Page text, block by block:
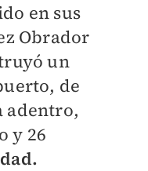
en sus
Obrador
un
de
adentro,
y 26